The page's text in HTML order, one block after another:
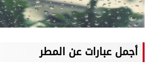
أجمل عبارات عن المطر